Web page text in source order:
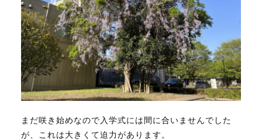
まだ咲き始めなので入学式には間に合いませんでした
が、これは大きくて迫力があります。